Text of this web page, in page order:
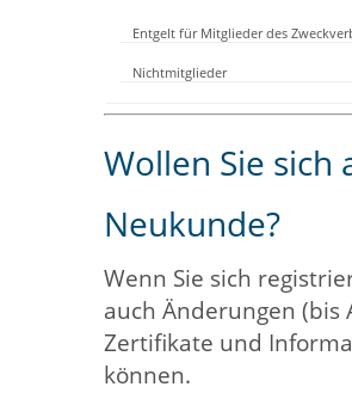
Entgelt für Mitglieder des
Nichtmitglieder
Wollen Sie sich
Neukunde?
Wenn Sie sich
auch Änderungen
Zertifikate und
können.